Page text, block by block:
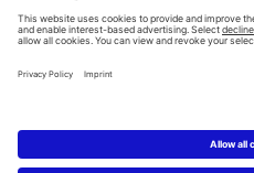
Facebook
Pinterest
YouTube